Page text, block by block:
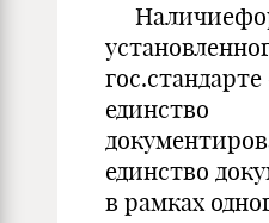
единство
единство
в рамках